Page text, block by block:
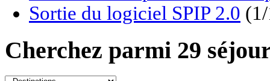
Sortie du logiciel SPIP 2.0
Cherchez parmi 29